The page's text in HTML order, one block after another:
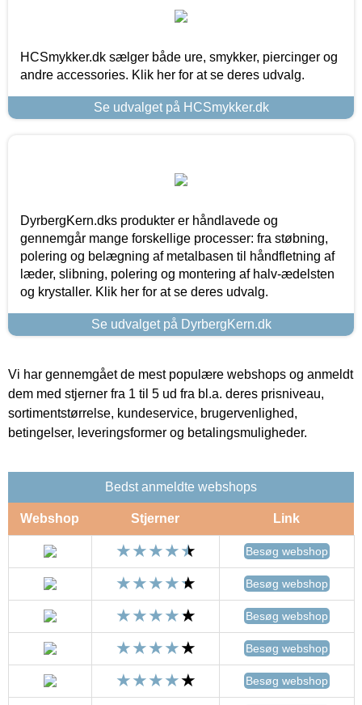
HCSmykker.dk sælger både ure, smykker, piercinger og
andre accessories. Klik her for at se deres udvalg.
Se udvalget på HCSmykker.dk
DyrbergKern.dks produkter er håndlavede og
gennemgår mange forskellige processer: fra støbning,
polering og belægning af metalbasen til håndfletning af
læder, slibning, polering og montering af halv-ædelsten
og krystaller. Klik her for at se deres udvalg.
Se udvalget på DyrbergKern.dk
Vi har gennemgået de mest populære webshops og anmeldt
dem med stjerner fra 1 til 5 ud fra bl.a. deres prisniveau,
sortimentstørrelse, kundeservice, brugervenlighed,
betingelser, leveringsformer og betalingsmuligheder.
Bedst anmeldte webshops
Webshop Stjerner Link
Besøg webshop
Besøg webshop
Besøg webshop
Besøg webshop
Besøg webshop